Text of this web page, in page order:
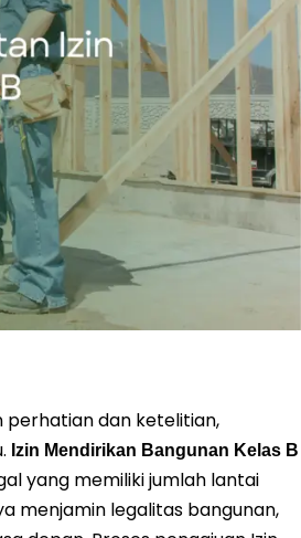
perhatian dan ketelitian,
Izin Mendirikan Bangunan Kelas B
yang memiliki jumlah lantai
menjamin legalitas bangunan,